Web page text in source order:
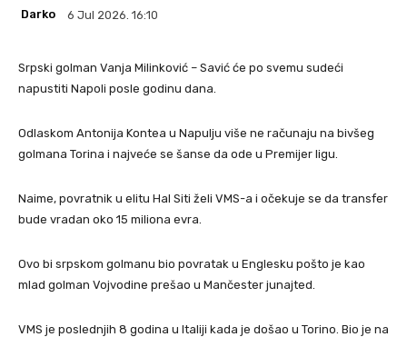
Darko 6 Jul 2026. 16:10
Srpski golman Vanja Milinković – Savić će po svemu sudeći
napustiti Napoli posle godinu dana.
Odlaskom Antonija Kontea u Napulju više ne računaju na bivšeg
golmana Torina i najveće se šanse da ode u Premijer ligu.
Naime, povratnik u elitu Hal Siti želi VMS-a i očekuje se da transfer
bude vradan oko 15 miliona evra.
Ovo bi srpskom golmanu bio povratak u Englesku pošto je kao
mlad golman Vojvodine prešao u Mančester junajted.
VMS je poslednjih 8 godina u Italiji kada je došao u Torino. Bio je na